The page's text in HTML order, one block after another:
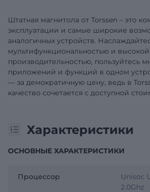
Штатная магнитола от Torssen – это
эксплуатации и самые широкие
аналогичных устройств.
мультифункциональностью и высокой
производительностью, пользуйтесь
приложений и функций в одном
— за демократичную цену, ведь в
качество сочетается с доступной
Характеристики
ОСНОВНЫЕ ХАРАКТЕРИСТИКИ
Процессор
Unisoc
2.0Ghz